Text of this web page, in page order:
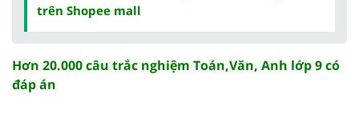
trên Shopee mall
Hơn 20.000 câu trắc nghiệm Toán,Văn, Anh lớp 9 có
đáp án